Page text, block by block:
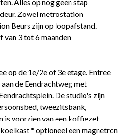
Alles op nog geen stap
Zowel metrostation
Beurs zijn op loopafstand.
van 3 tot 6 maanden
op de 1e/2e of 3e etage. Entree
de Eendrachtweg met
De studio's zijn
tweezitsbank,
is voorzien van een koffiezet
* optioneel een magnetron